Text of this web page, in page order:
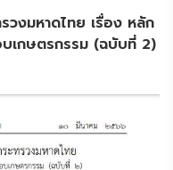
วงมหาดไทย เรื่อง หลัก
บเกษตรกรรม (ฉบับที่ 2)